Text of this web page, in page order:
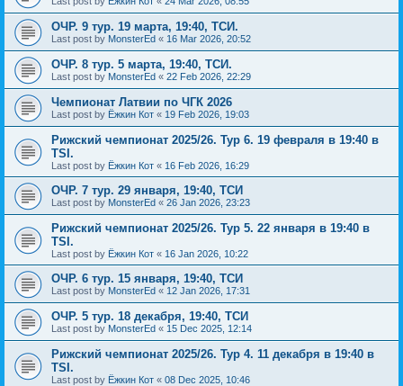
ОЧР. 9 тур. 19 марта, 19:40, ТСИ.
Last post by MonsterEd « 16 Mar 2026, 20:52
ОЧР. 8 тур. 5 марта, 19:40, ТСИ.
Last post by MonsterEd « 22 Feb 2026, 22:29
Чемпионат Латвии по ЧГК 2026
Last post by Ёжкин Кот « 19 Feb 2026, 19:03
Рижский чемпионат 2025/26. Тур 6. 19 февраля в 19:40 в
TSI.
Last post by Ёжкин Кот « 16 Feb 2026, 16:29
ОЧР. 7 тур. 29 января, 19:40, ТСИ
Last post by MonsterEd « 26 Jan 2026, 23:23
Рижский чемпионат 2025/26. Тур 5. 22 января в 19:40 в
TSI.
Last post by Ёжкин Кот « 16 Jan 2026, 10:22
ОЧР. 6 тур. 15 января, 19:40, ТСИ
Last post by MonsterEd « 12 Jan 2026, 17:31
ОЧР. 5 тур. 18 декабря, 19:40, ТСИ
Last post by MonsterEd « 15 Dec 2025, 12:14
Рижский чемпионат 2025/26. Тур 4. 11 декабря в 19:40 в
TSI.
Last post by Ёжкин Кот « 08 Dec 2025, 10:46